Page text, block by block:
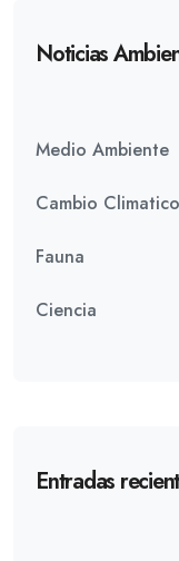
Noticias
Medio Ambiente
Cambio Climatico
Fauna
Ciencia
Entradas